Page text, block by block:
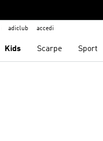
adiclub accedi
Kids Scarpe Sport